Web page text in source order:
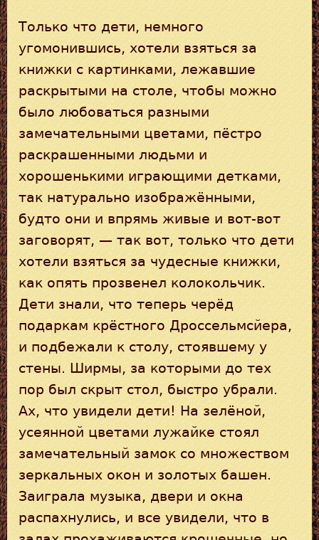
Только что дети, немного
угомонившись, хотели взяться за
книжки с картинками, лежавшие
раскрытыми на столе, чтобы можно
было любоваться разными
замечательными цветами, пёстро
раскрашенными людьми и
хорошенькими играющими детками,
так натурально изображёнными,
будто они и впрямь живые и вот-вот
заговорят, — так вот, только что дети
хотели взяться за чудесные книжки,
как опять прозвенел колокольчик.
Дети знали, что теперь черёд
подаркам крёстного Дроссельмсйера,
и подбежали к столу, стоявшему у
стены. Ширмы, за которыми до тех
пор был скрыт стол, быстро убрали.
Ах, что увидели дети! На зелёной,
усеянной цветами лужайке стоял
замечательный замок со множеством
зеркальных окон и золотых башен.
Заиграла музыка, двери и окна
распахнулись, и все увидели, что в